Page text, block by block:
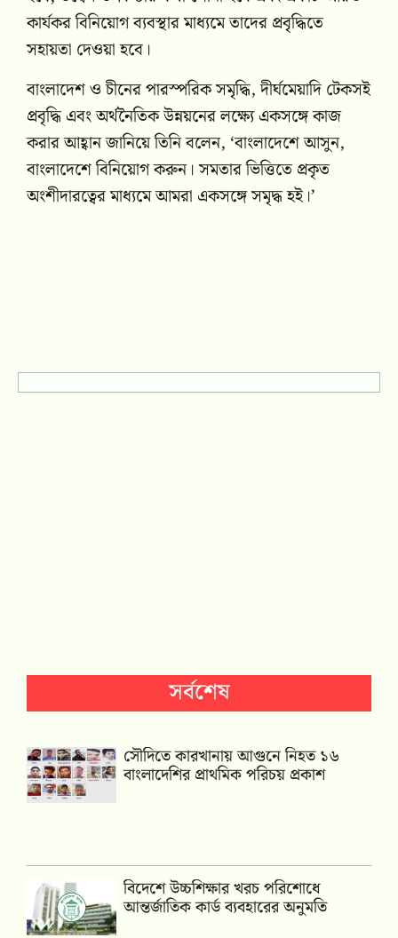
কার্যকর বিনিয়োগ ব্যবস্থার মাধ্যমে তাদের প্রবৃদ্ধিতে
সহায়তা দেওয়া হবে।
বাংলাদেশ ও চীনের পারস্পরিক সমৃদ্ধি, দীর্ঘমেয়াদি টেকসই
প্রবৃদ্ধি এবং অর্থনৈতিক উন্নয়নের লক্ষ্যে একসঙ্গে কাজ
করার আহ্বান জানিয়ে তিনি বলেন, ‘বাংলাদেশে আসুন,
বাংলাদেশে বিনিয়োগ করুন। সমতার ভিত্তিতে প্রকৃত
অংশীদারত্বের মাধ্যমে আমরা একসঙ্গে সমৃদ্ধ হই।’
সর্বশেষ
সৌদিতে কারখানায় আগুনে নিহত ১৬
বাংলাদেশির প্রাথমিক পরিচয় প্রকাশ
বিদেশে উচ্চশিক্ষার খরচ পরিশোধে
আন্তর্জাতিক কার্ড ব্যবহারের অনুমতি